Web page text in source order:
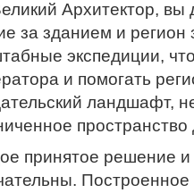
Архитектор,
за зданием и регион
экспедиции,
и помогать
ландшафт,
пространство
принятое решение и
Построенное